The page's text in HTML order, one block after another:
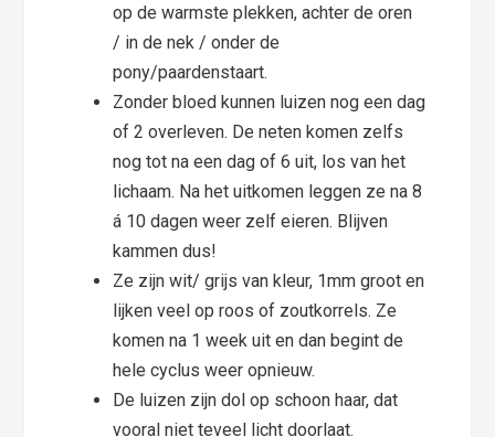
op de warmste plekken, achter de oren
/ in de nek / onder de
pony/paardenstaart.
Zonder bloed kunnen luizen nog een dag
of 2 overleven. De neten komen zelfs
nog tot na een dag of 6 uit, los van het
lichaam. Na het uitkomen leggen ze na 8
á 10 dagen weer zelf eieren. Blijven
kammen dus!
Ze zijn wit/ grijs van kleur, 1mm groot en
lijken veel op roos of zoutkorrels. Ze
komen na 1 week uit en dan begint de
hele cyclus weer opnieuw.
De luizen zijn dol op schoon haar, dat
vooral niet teveel licht doorlaat.